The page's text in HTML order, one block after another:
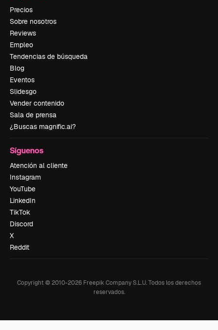
Precios
Sobre nosotros
Reviews
Empleo
Tendencias de búsqueda
Blog
Eventos
Slidesgo
Vender contenido
Sala de prensa
¿Buscas magnific.ai?
Síguenos
Atención al cliente
Instagram
YouTube
LinkedIn
TikTok
Discord
X
Reddit
Copyright © 2010-2026 Freepik Company S.L.U.Todos los derechos
reservados.